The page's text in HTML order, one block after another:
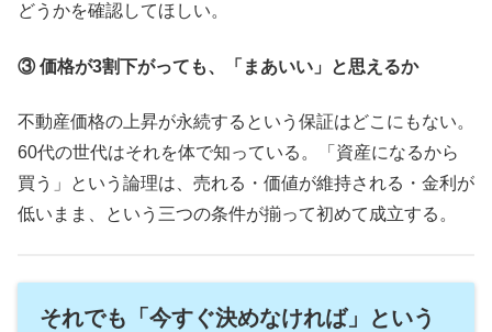
どうかを確認してほしい。
③ 価格が3割下がっても、「まあいい」と思えるか
不動産価格の上昇が永続するという保証はどこにもない。
60代の世代はそれを体で知っている。「資産になるから
買う」という論理は、売れる・価値が維持される・金利が
低いまま、という三つの条件が揃って初めて成立する。
それでも「今すぐ決めなければ」という